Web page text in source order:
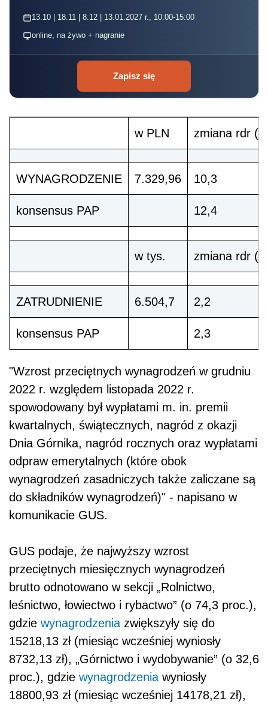
13.10 | 18.11 | 8.12 | 13.01.2027 r., 10:00-15:00
online, na żywo + nagranie
Zapisz się
w PLN zmiana rdr
WYNAGRODZENIE 7.329,96 10,3
konsensus PAP 12,4
w tys. zmiana rdr
ZATRUDNIENIE 6.504,7 2,2
konsensus PAP 2,3
"Wzrost przeciętnych wynagrodzeń w grudniu
2022 r. względem listopada 2022 r.
spowodowany był wypłatami m. in. premii
kwartalnych, świątecznych, nagród z okazji
Dnia Górnika, nagród rocznych oraz wypłatami
odpraw emerytalnych (które obok
wynagrodzeń zasadniczych także zaliczane są
do składników wynagrodzeń)" - napisano w
komunikacie GUS.
GUS podaje, że najwyższy wzrost
przeciętnych miesięcznych wynagrodzeń
brutto odnotowano w sekcji „Rolnictwo,
leśnictwo, łowiectwo i rybactwo” (o 74,3 proc.),
gdzie wynagrodzenia zwiększyły się do
15218,13 zł (miesiąc wcześniej wyniosły
8732,13 zł), „Górnictwo i wydobywanie” (o 32,6
proc.), gdzie wynagrodzenia wyniosły
18800,93 zł (miesiąc wcześniej 14178,21 zł),